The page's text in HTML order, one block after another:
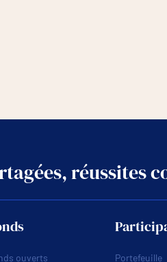
réussites
ouverts Portefeuille